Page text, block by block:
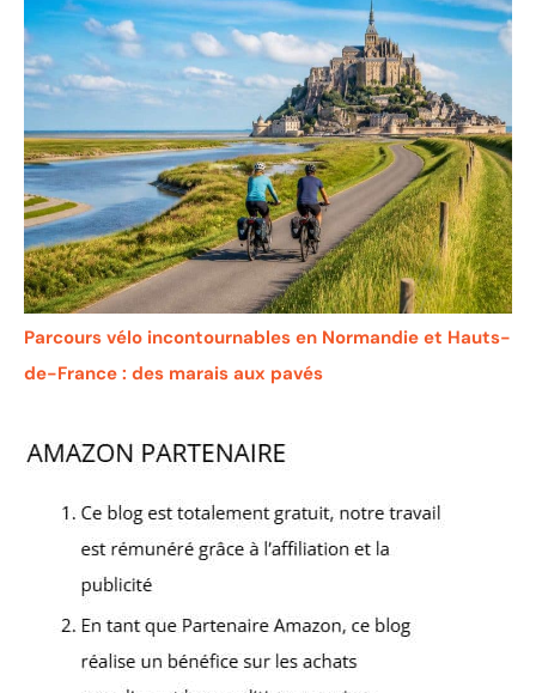
Parcours vélo incontournables en Normandie et Hauts-
de-France : des marais aux pavés